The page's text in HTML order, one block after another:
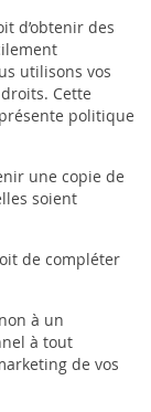
d’obtenir des
utilisons vos
Cette
politique
une copie de
soient
de compléter
à un
à tout
de vos